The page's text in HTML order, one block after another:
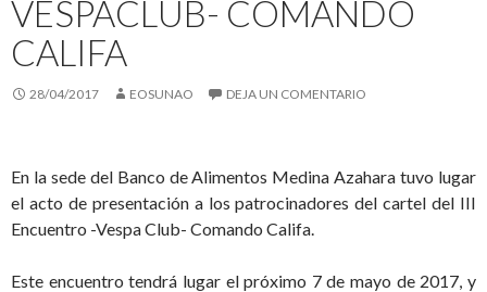
VESPACLUB- COMANDO
CALIFA
28/04/2017 EOSUNAO DEJA UN COMENTARIO
En la sede del Banco de Alimentos Medina Azahara tuvo lugar
el acto de presentación a los patrocinadores del cartel del III
Encuentro -Vespa Club- Comando Califa.
Este encuentro tendrá lugar el próximo 7 de mayo de 2017, y